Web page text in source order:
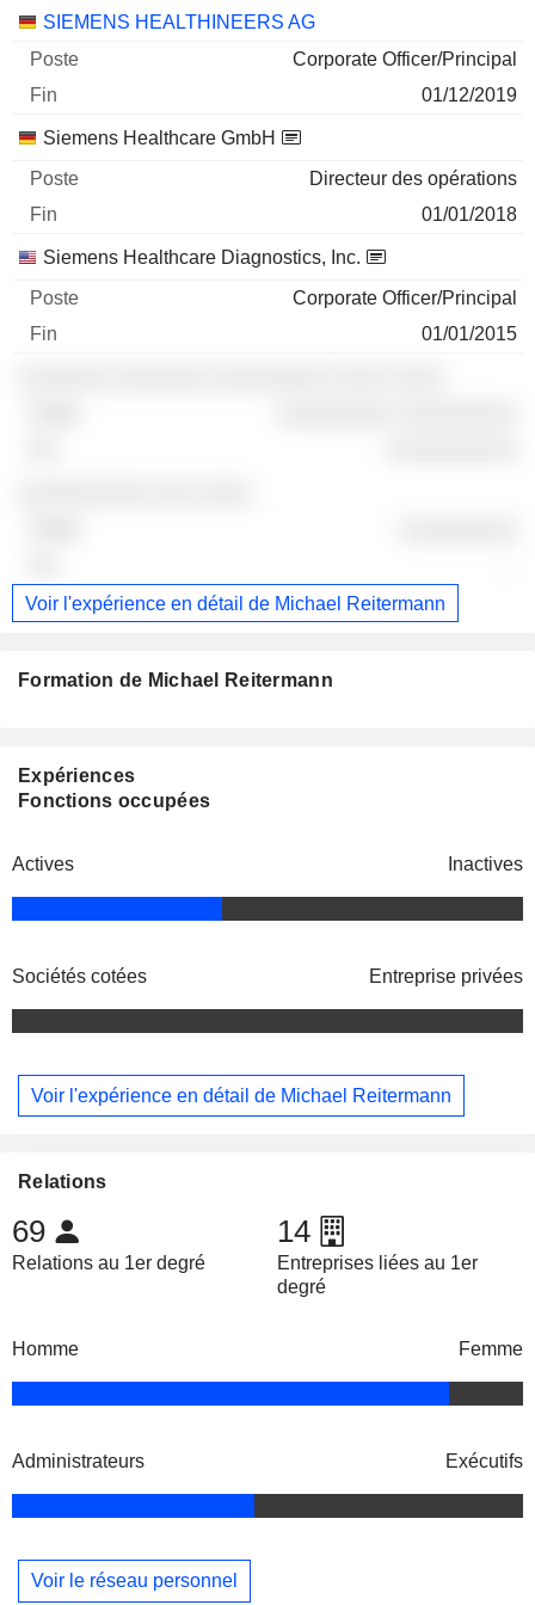
Sociétés Poste Fin
SIEMENS HEALTHINEERS AG
Corporate Officer/Principal
01/12/2019
Siemens Healthcare GmbH
Directeur des opérations
01/01/2018
Siemens Healthcare Diagnostics, Inc.
Corporate Officer/Principal
01/01/2015
Voir l'expérience en détail de Michael Reitermann
Formation de Michael Reitermann
Expériences
Fonctions occupées
Actives Inactives
Sociétés cotées Entreprise privées
Voir l'expérience en détail de Michael Reitermann
Relations
69
Relations au 1er degré
14
Entreprises liées au 1er
degré
Homme Femme
Administrateurs Exécutifs
Voir le réseau personnel